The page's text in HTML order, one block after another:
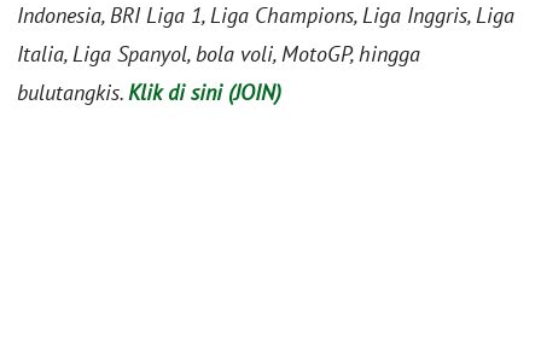
Indonesia, BRI Liga 1, Liga Champions, Liga Inggris, Liga
Italia, Liga Spanyol, bola voli, MotoGP, hingga
bulutangkis.Klik di sini (JOIN)